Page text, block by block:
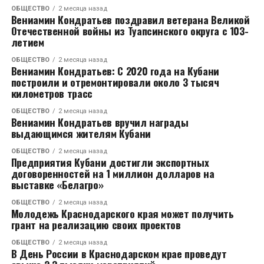
Беликеева. Накануне она вынесла решение:
- Исковые требования Татьяны Степановой к
Вячеславу Васильевичу и Налча Махиру о
возмещении убытков и компенсации морального
вреда удовлетворить частично. Взыскать с ИП
Лазарева в пользу несовершеннолетнего Синилкина
компенсацию морального вреда в сумме 5
миллионов рублей, в пользу Татьяны Степановой – в
сумме 3 миллионов рублей. Удовлетворение
оставшейся части требований о компенсации вреда
отказать, о возмещении убытков – отказать.
Когда приговор был вынесен, журналист редакции
отметил журналист.
После того как ответов корреспондент
от чиновников не добился, он стал снимать
происходящее. Однако одному из членов комиссии
(мужчине в черном костюме) это очень
не понравилось. Он начал говорить, что вести
съемку журналисту запрещено, а затем и вовсе
выхватил телефон из его рук. Журналист
подчеркнул, что какое-то время смартфон
находился у чиновника, отдавать его он не спешил.
Распознать личность того, кто решил проучить
журналиста удалось не сразу. Чиновники на встрече
не соизволили представиться. В связи с этим
«Блокнот Ростов» обратился в горадминистрацию,
чтобы выяснить, кто из должностных лиц находился
в комиссии.
Согласно документу, который прислали в редакцию,
ОБЩЕСТВО 2 месяца назад
Вениамин Кондратьев поздравил ветерана Великой
Отечественной войны из Туапсинского округа с 103-
летием
ОБЩЕСТВО 2 месяца назад
Вениамин Кондратьев: С 2020 года на Кубани
построили и отремонтировали около 3 тысяч
километров трасс
ОБЩЕСТВО 2 месяца назад
Вениамин Кондратьев вручил награды
выдающимся жителям Кубани
ОБЩЕСТВО 2 месяца назад
Предприятия Кубани достигли экспортных
договоренностей на 1 миллион долларов на
выставке «Белагро»
ОБЩЕСТВО 2 месяца назад
Молодежь Краснодарского края может получить
грант на реализацию своих проектов
ОБЩЕСТВО 2 месяца назад
В День России в Краснодарском крае проведут